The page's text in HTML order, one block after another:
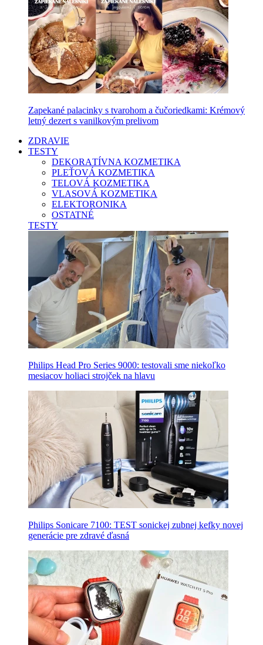
Zapekané palacinky s tvarohom a čučoriedkami: Krémový
letný dezert s vanilkovým prelivom
ZDRAVIE
TESTY
DEKORATÍVNA KOZMETIKA
PLEŤOVÁ KOZMETIKA
TELOVÁ KOZMETIKA
VLASOVÁ KOZMETIKA
ELEKTORONIKA
OSTATNÉ
TESTY
Philips Head Pro Series 9000: testovali sme niekoľko
mesiacov holiaci strojček na hlavu
Philips Sonicare 7100: TEST sonickej zubnej kefky novej
generácie pre zdravé ďasná